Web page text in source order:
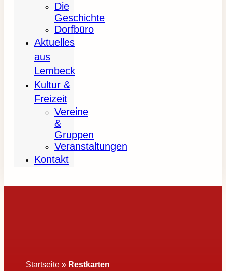
Die
Geschichte
Dorfbüro
Aktuelles
aus
Lembeck
Kultur &
Freizeit
Vereine
&
Gruppen
Veranstaltungen
Kontakt
Startseite » Restkarten